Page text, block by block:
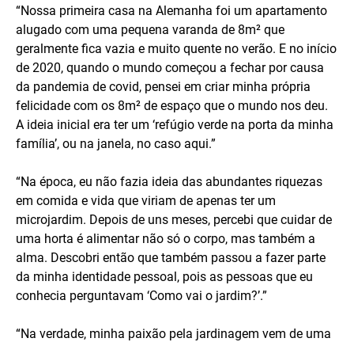
“Nossa primeira casa na Alemanha foi um apartamento
alugado com uma pequena varanda de 8m² que
geralmente fica vazia e muito quente no verão. E no início
de 2020, quando o mundo começou a fechar por causa
da pandemia de covid, pensei em criar minha própria
felicidade com os 8m² de espaço que o mundo nos deu.
A ideia inicial era ter um ‘refúgio verde na porta da minha
família’, ou na janela, no caso aqui.”
“Na época, eu não fazia ideia das abundantes riquezas
em comida e vida que viriam de apenas ter um
microjardim. Depois de uns meses, percebi que cuidar de
uma horta é alimentar não só o corpo, mas também a
alma. Descobri então que também passou a fazer parte
da minha identidade pessoal, pois as pessoas que eu
conhecia perguntavam ‘Como vai o jardim?’.”
“Na verdade, minha paixão pela jardinagem vem de uma